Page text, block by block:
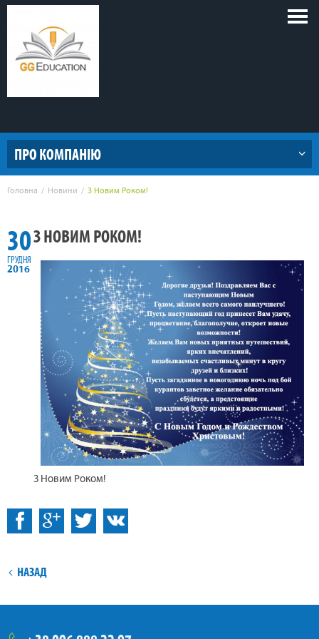
ПРО КОМПАНІЮ
Головна Новини З Новим Роком!
30
ГРУДНЯ
2016
З НОВИМ РОКОМ!
З Новим Роком!
Facebook ВКонтакті
НАЗАД